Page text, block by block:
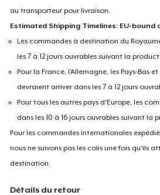
au transporteur pour livraison.
Estimated Shipping Timelines: EU-bound
Les commandes à destination du
les 7 à 12 jours ouvrables suivant la
Pour la France, l'Allemagne, les Pays-Bas
devraient arriver dans les 7 à 12 jours
Pour tous les autres pays d'Europe, les
dans les 10 à 16 jours ouvrables suivant la
Pour les commandes internationales
nous ne suivons pas les colis une fois qu'ils
destination.
Détails du retour